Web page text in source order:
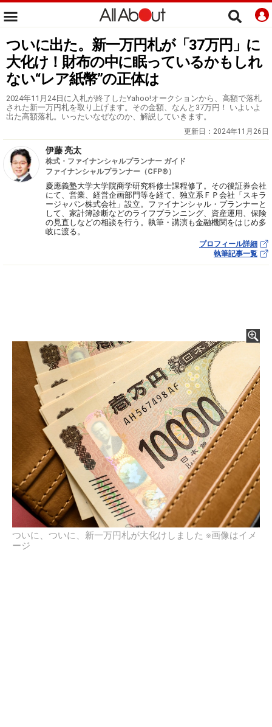
ついに出た。新一万円札が「37万円」に
大化け！財布の中に眠っているかもしれ
ない“レア紙幣”の正体は
2024年11月24日に入札が終了したYahoo!オークションから、高額で落札
された新一万円札を取り上げます。その金額、なんと37万円！ いよいよ
出た高額落札。いったいなぜなのか、解説していきます。
更新日： 2024年11月26日
伊藤 亮太
株式・ファイナンシャルプランナー ガイド
ファイナンシャルプランナー（CFP®）
慶應義塾大学大学院商学研究科修士課程修了。その後証券会社
にて、営業、経営企画部門等を経て、独立系ＦＰ会社「スキラ
ージャパン株式会社」設立。ファイナンシャル・プランナーと
して、家計簿診断などのライフプランニング、資産運用、保険
の見直しなどの相談を行う。執筆・講演も金融機関をはじめ多
岐に渡る。
プロフィール詳細
執筆記事一覧
ついに、ついに、新一万円札が大化けしました ※画像はイメ
ージ